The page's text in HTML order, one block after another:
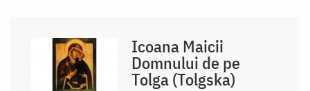
Icoana Maicii
Domnului de pe
Tolga (Tolgska)